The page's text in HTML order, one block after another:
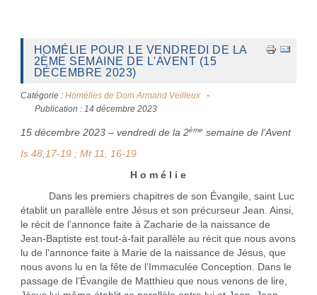
HOMÉLIE POUR LE VENDREDI DE LA
2ÈME SEMAINE DE L'AVENT (15
DÉCEMBRE 2023)
Catégorie : Homélies de Dom Armand Veilleux
Publication : 14 décembre 2023
15 décembre 2023 – vendredi de la 2ème semaine de l’Avent
Is 48,17-19 ; Mt 11, 16-19
H o m é l i e
Dans les premiers chapitres de son Évangile, saint Luc
établit un parallèle entre Jésus et son précurseur Jean. Ainsi,
le récit de l’annonce faite à Zacharie de la naissance de
Jean-Baptiste est tout-à-fait parallèle au récit que nous avons
lu de l’annonce faite à Marie de la naissance de Jésus, que
nous avons lu en la fête de l’Immaculée Conception. Dans le
passage de l’Évangile de Matthieu que nous venons de lire,